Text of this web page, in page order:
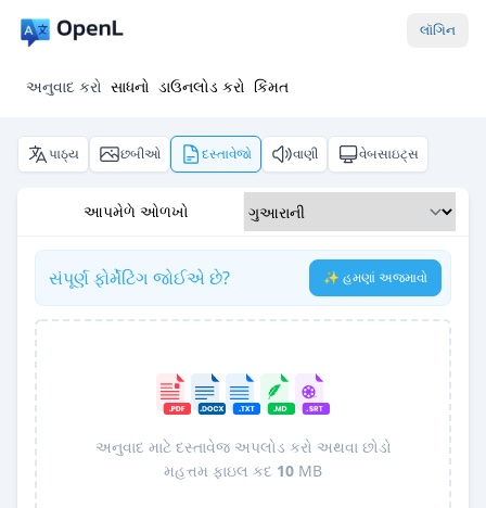
લૉગિન
અનુવાદ કરો સાધનો ડાઉનલોડ કરો કિંમત
પાઠ્ય છબીઓ દસ્તાવેજો વાણી વેબસાઇટ્સ
આપમેળે ઓળખો
સંપૂર્ણ ફોર્મેટિંગ જોઈએ છે? ✨ હમણાં અજમાવો
અનુવાદ માટે દસ્તાવેજ અપલોડ કરો અથવા છોડો
મહત્તમ ફાઇલ કદ 10 MB